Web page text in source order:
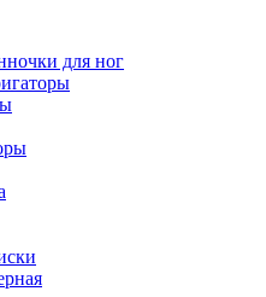
для ног